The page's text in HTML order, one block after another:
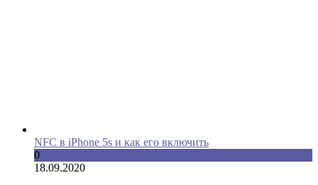
NFC в iPhone 5s и как его включить
0
18.09.2020